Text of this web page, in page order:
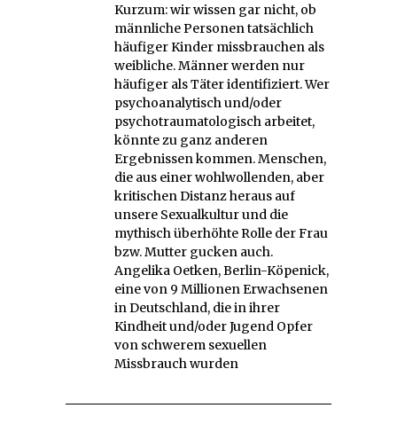
Kurzum: wir wissen gar nicht, ob
männliche Personen tatsächlich
häufiger Kinder missbrauchen als
weibliche. Männer werden nur
häufiger als Täter identifiziert. Wer
psychoanalytisch und/oder
psychotraumatologisch arbeitet,
könnte zu ganz anderen
Ergebnissen kommen. Menschen,
die aus einer wohlwollenden, aber
kritischen Distanz heraus auf
unsere Sexualkultur und die
mythisch überhöhte Rolle der Frau
bzw. Mutter gucken auch.
Angelika Oetken, Berlin-Köpenick,
eine von 9 Millionen Erwachsenen
in Deutschland, die in ihrer
Kindheit und/oder Jugend Opfer
von schwerem sexuellen
Missbrauch wurden